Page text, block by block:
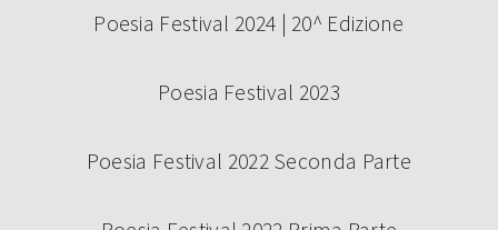
Poesia Festival 2024 | 20^ Edizione
Poesia Festival 2023
Poesia Festival 2022 Seconda Parte